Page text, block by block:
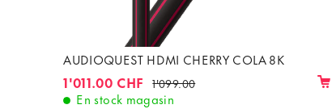
AUDIOQUEST HDMI CHERRY COLA 8K
1'011.00 CHF 1'099.00
En stock magasin